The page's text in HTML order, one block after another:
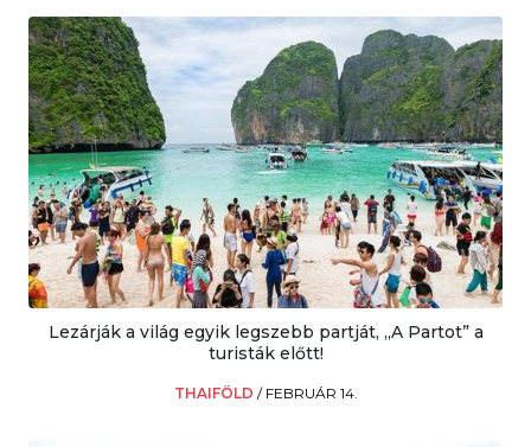
Lezárják a világ egyik legszebb partját, „A Partot” a
turisták előtt!
THAIFÖLD / FEBRUÁR 14.